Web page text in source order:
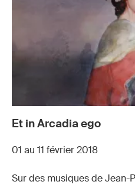
Et in Arcadia ego
01 au 11 février 2018
Sur des musiques de Jean-